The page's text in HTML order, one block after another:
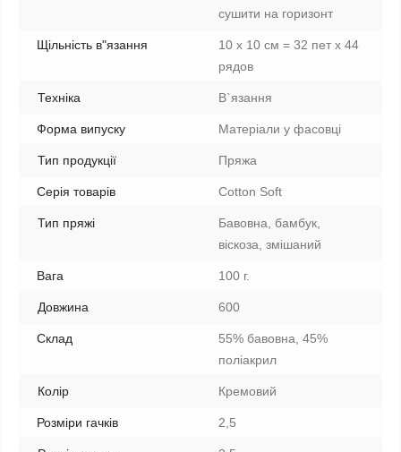
сушити на горизонт
Щільність в"язання
10 х 10 см = 32 пет х 44
рядов
Техніка В`язання
Форма випуску Матеріали у фасовці
Тип продукції Пряжа
Серія товарів Cotton Soft
Тип пряжі
Бавовна, бамбук,
віскоза, змішаний
Вага 100 г.
Довжина 600
Склад
55% бавовна, 45%
поліакрил
Колір Кремовий
Розміри гачків 2,5